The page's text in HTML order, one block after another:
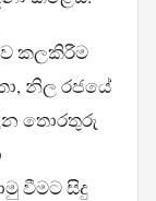
කලකිරීම
නිල රජයේ
තොරතුරු
වීමට සිදු